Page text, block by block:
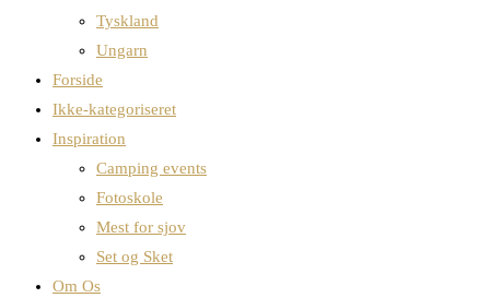
Tyskland
Ungarn
Forside
Ikke-kategoriseret
Inspiration
Camping events
Fotoskole
Mest for sjov
Set og Sket
Om Os